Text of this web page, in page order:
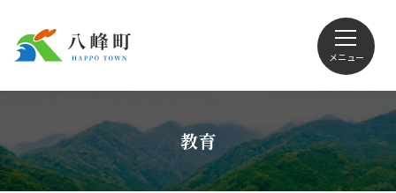
メニュー
Foreign language
教育